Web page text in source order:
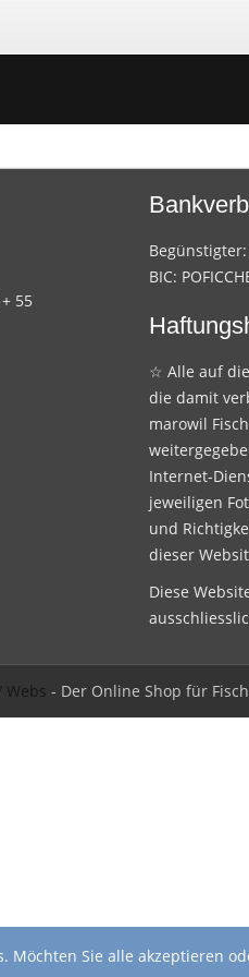
55
Begünstigter:
BIC:
☆ Alle auf
die damit
marowil
Internet-
jeweiligen
und
dieser
Diese
Webs - Der Online Shop für
Möchten Sie alle akzeptieren